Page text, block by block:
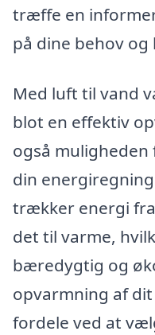
træffe en
på dine behov og
Med luft til vand
blot en effektiv
også muligheden
din
trækker energi
det til varme,
bæredygtig og
opvarmning af
fordele ved at